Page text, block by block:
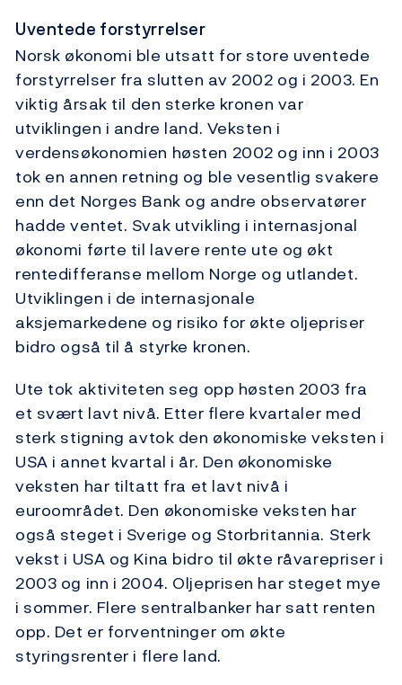
Uventede forstyrrelser
Norsk økonomi ble utsatt for store uventede
forstyrrelser fra slutten av 2002 og i 2003. En
viktig årsak til den sterke kronen var
utviklingen i andre land. Veksten i
verdensøkonomien høsten 2002 og inn i 2003
tok en annen retning og ble vesentlig svakere
enn det Norges Bank og andre observatører
hadde ventet. Svak utvikling i internasjonal
økonomi førte til lavere rente ute og økt
rentedifferanse mellom Norge og utlandet.
Utviklingen i de internasjonale
aksjemarkedene og risiko for økte oljepriser
bidro også til å styrke kronen.
Ute tok aktiviteten seg opp høsten 2003 fra
et svært lavt nivå. Etter flere kvartaler med
sterk stigning avtok den økonomiske veksten i
USA i annet kvartal i år. Den økonomiske
veksten har tiltatt fra et lavt nivå i
euroområdet. Den økonomiske veksten har
også steget i Sverige og Storbritannia. Sterk
vekst i USA og Kina bidro til økte råvarepriser i
2003 og inn i 2004. Oljeprisen har steget mye
i sommer. Flere sentralbanker har satt renten
opp. Det er forventninger om økte
styringsrenter i flere land.